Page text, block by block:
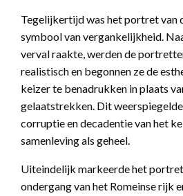
Tegelijkertijd was het portret van
symbool van vergankelijkheid.
verval raakte, werden de
realistisch en begonnen ze de
keizer te benadrukken in plaats
gelaatstrekken. Dit
corruptie en decadentie van het
samenleving als geheel.
Uiteindelijk markeerde het
ondergang van het Romeinse rijk